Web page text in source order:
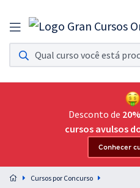
Assinatura Ilimitada 11
Acesso a todos os cursos. Teste grátis
Assinatura OAB Até Passar
Acesso ilimitado a toda preparação
Preparação completa e intensiva para
residências em saúde do Brasil
Desconto de
cursos avulsos
Conhecer
Cursos por Concurso